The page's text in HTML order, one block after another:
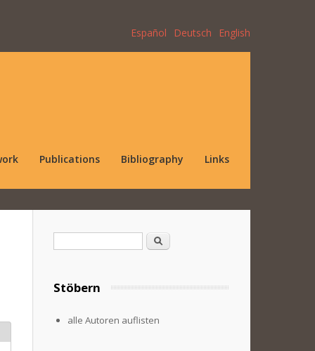
Español Deutsch English
Publications Bibliography Links
Search
Stöbern
alle Autoren auflisten